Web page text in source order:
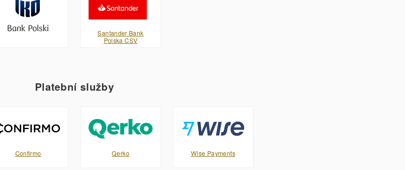
PKO Bank Polski XML
Santander Bank
Polska CSV
Platební služby
Confirmo Qerko Wise Payments